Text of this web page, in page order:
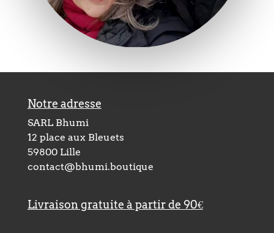
Notre adresse
SARL Bhumi
12 place aux Bleuets
59800 Lille
contact@bhumi.boutique
Livraison gratuite à partir de 90€